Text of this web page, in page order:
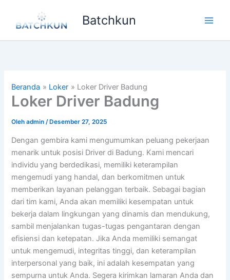
konten
Batchkun
Beranda Loker Loker Driver Badung
Loker Driver Badung
Olehadmin/ Desember 27, 2025
Dengan gembira kami mengumumkan peluang pekerjaan
menarik untuk posisi Driver di Badung. Kami mencari
individu yang berdedikasi, memiliki keterampilan
mengemudi yang handal, dan berkomitmen untuk
memberikan layanan pelanggan terbaik. Sebagai bagian
dari tim kami, Anda akan memiliki kesempatan untuk
bekerja dalam lingkungan yang dinamis dan mendukung,
sambil menjalankan tugas-tugas pengantaran dengan
efisiensi dan ketepatan. Jika Anda memiliki semangat
untuk mengemudi, integritas tinggi, dan keterampilan
interpersonal yang baik, ini adalah kesempatan yang
sempurna untuk Anda. Segera kirimkan lamaran Anda dan